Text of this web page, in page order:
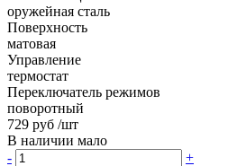
оружейная сталь
Поверхность
матовая
Управление
термостат
Переключатель режимов
поворотный
729 руб /шт
В наличии мало
-
+